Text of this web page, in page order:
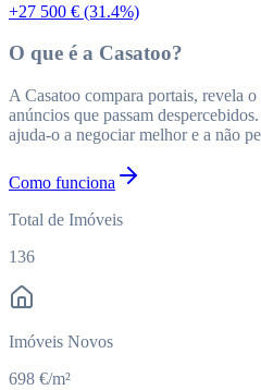
+27 500 € (31.4%)
O que é a Casatoo?
A Casatoo compara portais, revela
anúncios que passam
ajuda-o a negociar melhor e a não
Como funciona
Total de Imóveis
136
Imóveis Novos
698 €/m²